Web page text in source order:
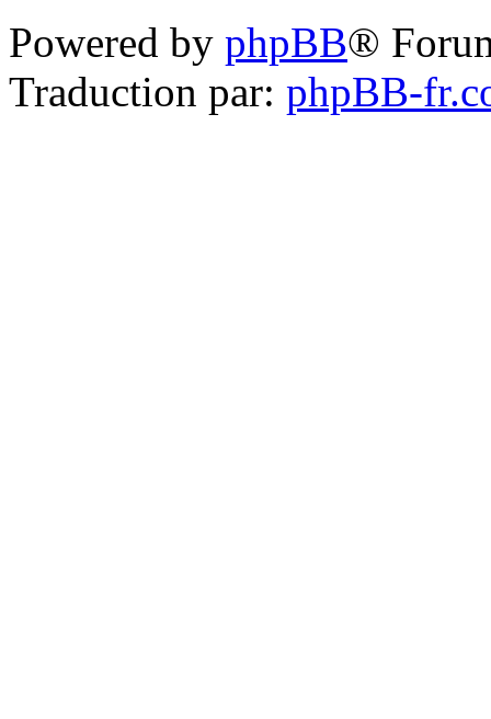
Powered by phpBB®
Traduction par: phpBB-